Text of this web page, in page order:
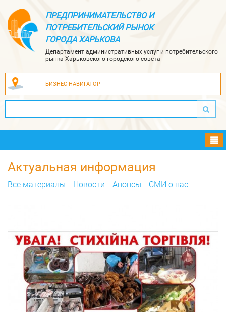
ПРЕДПРИНИМАТЕЛЬСТВО И
ПОТРЕБИТЕЛЬСКИЙ РЫНОК
ГОРОДА ХАРЬКОВА
Департамент административных услуг и потребительского
рынка Харьковского городского совета
БИЗНЕС-НАВИГАТОР
Актуальная информация
Все материалы Новости Анонсы СМИ о нас